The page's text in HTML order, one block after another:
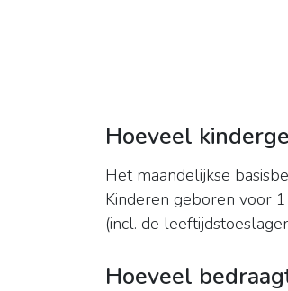
Hoeveel
Het maandelijkse
Kinderen geboren voor
(incl. de
Hoeveel